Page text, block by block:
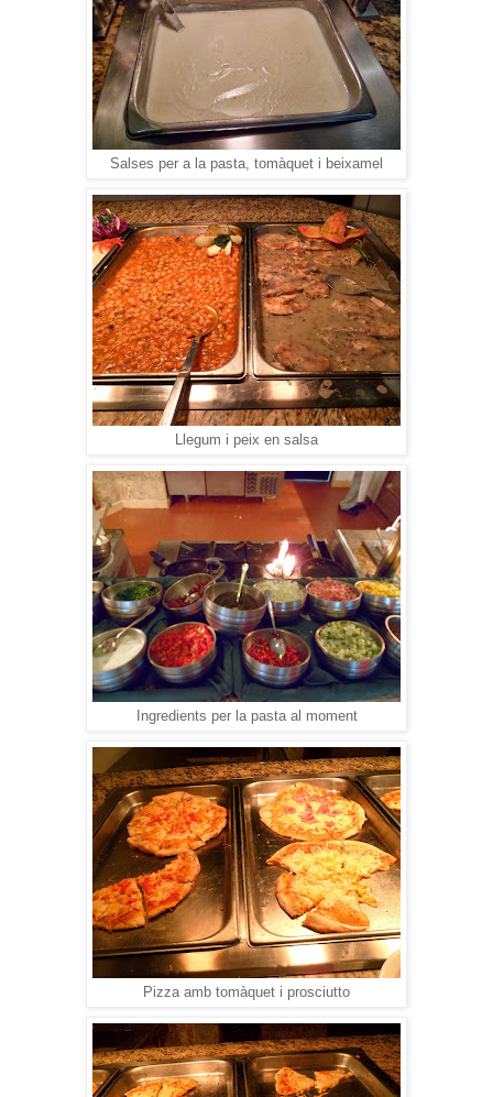
Salses per a la pasta, tomàquet i beixamel
Llegum i peix en salsa
Ingredients per la pasta al moment
Pizza amb tomàquet i prosciutto